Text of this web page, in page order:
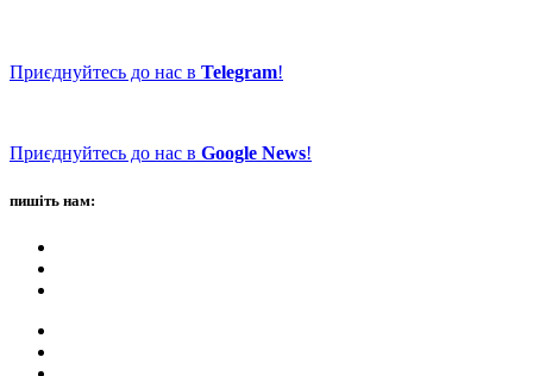
Приєднуйтесь до нас в Telegram!
Приєднуйтесь до нас в Google News!
пишіть нам: